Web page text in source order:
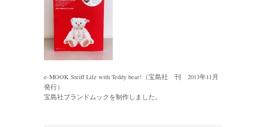
e-MOOK Steiff Life with Teddy bear!（宝島社 刊 2013年11月
発行）
宝島社ブランドムックを制作しました。